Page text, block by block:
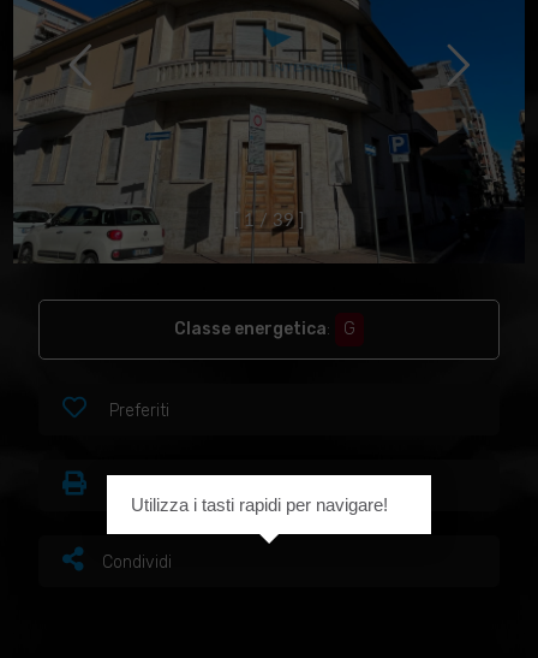
1 / 39
Classe energetica: G
Preferiti
Condividi
Utilizza i tasti rapidi per navigare!